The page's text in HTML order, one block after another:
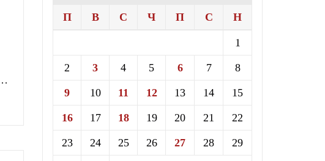
П В С Ч П С Н
1
2 3 4 5 6 7 8
9 10 11 12 13 14 15
16 17 18 19 20 21 22
23 24 25 26 27 28 29